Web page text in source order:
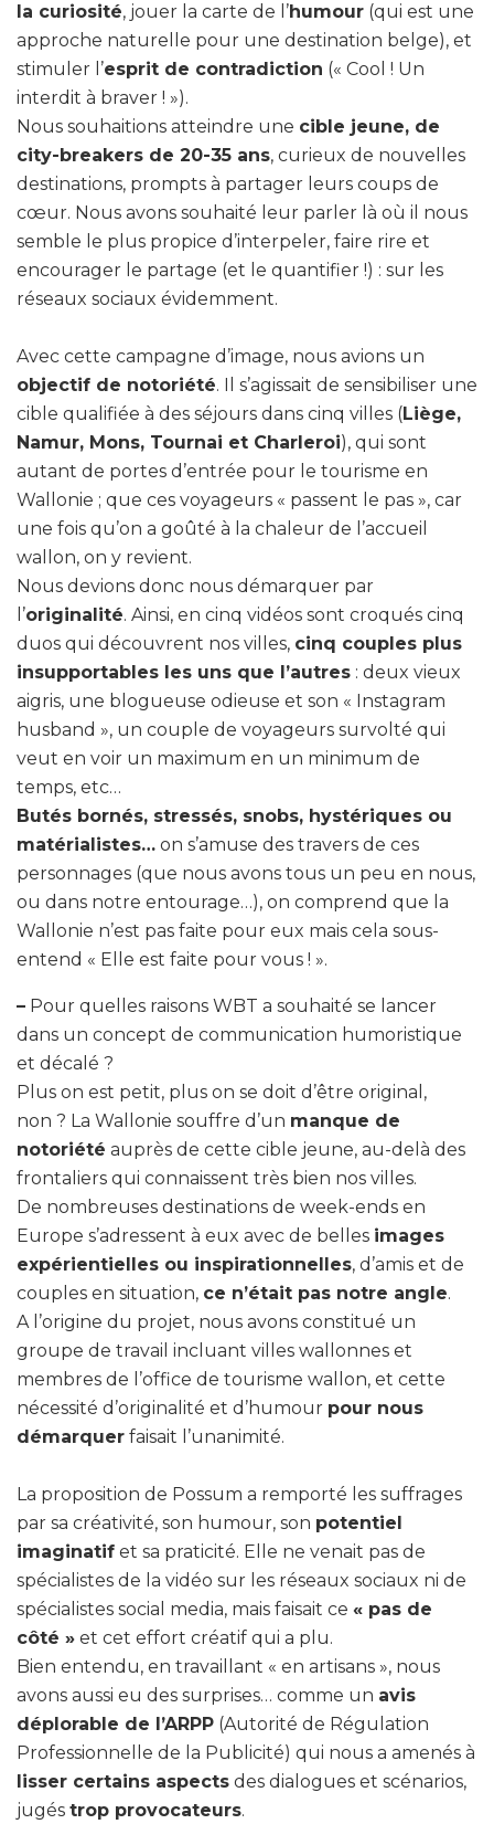
la curiosité, jouer la carte de l’humour (qui est une
approche naturelle pour une destination belge), et
stimuler l’esprit de contradiction (« Cool ! Un
interdit à braver ! »).
Nous souhaitions atteindre une cible jeune, de
city-breakers de 20-35 ans, curieux de nouvelles
destinations, prompts à partager leurs coups de
cœur. Nous avons souhaité leur parler là où il nous
semble le plus propice d’interpeler, faire rire et
encourager le partage (et le quantifier !) : sur les
réseaux sociaux évidemment.
Avec cette campagne d’image, nous avions un
objectif de notoriété. Il s’agissait de sensibiliser une
cible qualifiée à des séjours dans cinq villes (Liège,
Namur, Mons, Tournai et Charleroi), qui sont
autant de portes d’entrée pour le tourisme en
Wallonie ; que ces voyageurs « passent le pas », car
une fois qu’on a goûté à la chaleur de l’accueil
wallon, on y revient.
Nous devions donc nous démarquer par
l’originalité. Ainsi, en cinq vidéos sont croqués cinq
duos qui découvrent nos villes, cinq couples plus
insupportables les uns que l’autres : deux vieux
aigris, une blogueuse odieuse et son « Instagram
husband », un couple de voyageurs survolté qui
veut en voir un maximum en un minimum de
temps, etc…
Butés bornés, stressés, snobs, hystériques ou
matérialistes… on s’amuse des travers de ces
personnages (que nous avons tous un peu en nous,
ou dans notre entourage…), on comprend que la
Wallonie n’est pas faite pour eux mais cela sous-
entend « Elle est faite pour vous ! ».
– Pour quelles raisons WBT a souhaité se lancer
dans un concept de communication humoristique
et décalé ?
Plus on est petit, plus on se doit d’être original,
non ? La Wallonie souffre d’un manque de
notoriété auprès de cette cible jeune, au-delà des
frontaliers qui connaissent très bien nos villes.
De nombreuses destinations de week-ends en
Europe s’adressent à eux avec de belles images
expérientielles ou inspirationnelles, d’amis et de
couples en situation, ce n’était pas notre angle.
A l’origine du projet, nous avons constitué un
groupe de travail incluant villes wallonnes et
membres de l’office de tourisme wallon, et cette
nécessité d’originalité et d’humour pour nous
démarquer faisait l’unanimité.
La proposition de Possum a remporté les suffrages
par sa créativité, son humour, son potentiel
imaginatif et sa praticité. Elle ne venait pas de
spécialistes de la vidéo sur les réseaux sociaux ni de
spécialistes social media, mais faisait ce « pas de
côté » et cet effort créatif qui a plu.
Bien entendu, en travaillant « en artisans », nous
avons aussi eu des surprises… comme un avis
déplorable de l’ARPP (Autorité de Régulation
Professionnelle de la Publicité) qui nous a amenés à
lisser certains aspects des dialogues et scénarios,
jugés trop provocateurs.